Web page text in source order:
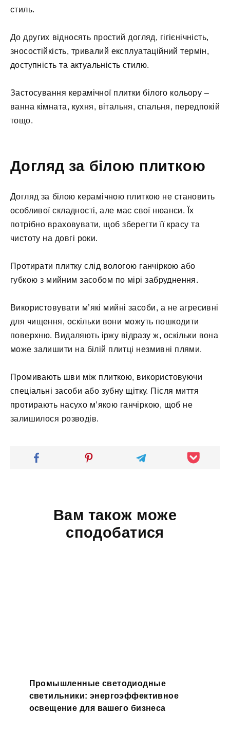
стиль.
До других відносять простий догляд, гігієнічність,
зносостійкість, тривалий експлуатаційний термін,
доступність та актуальність стилю.
Застосування керамічної плитки білого кольору –
ванна кімната, кухня, вітальня, спальня, передпокій
тощо.
Догляд за білою плиткою
Догляд за білою керамічною плиткою не становить
особливої складності, але має свої нюанси. Їх
потрібно враховувати, щоб зберегти її красу та
чистоту на довгі роки.
Протирати плитку слід вологою ганчіркою або
губкою з мийним засобом по мірі забруднення.
Використовувати м’які мийні засоби, а не агресивні
для чищення, оскільки вони можуть пошкодити
поверхню. Видаляють іржу відразу ж, оскільки вона
може залишити на білій плитці незмивні плями.
Промивають шви між плиткою, використовуючи
спеціальні засоби або зубну щітку. Після миття
протирають насухо м’якою ганчіркою, щоб не
залишилося розводів.
Вам також може
сподобатися
Промышленные светодиодные
светильники: энергоэффективное
освещение для вашего бизнеса